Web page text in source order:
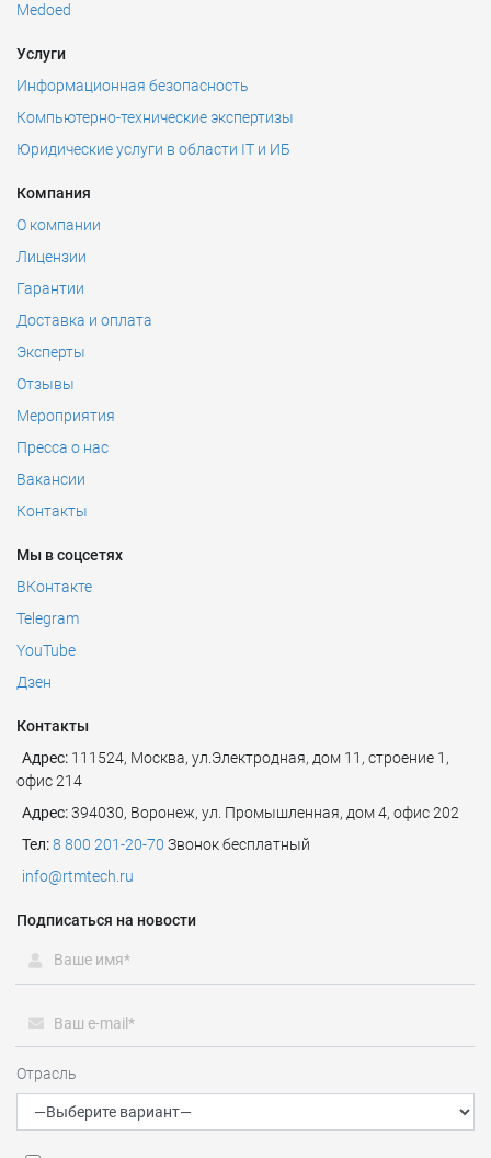
Medoed
Услуги
Информационная безопасность
Компьютерно-технические экспертизы
Юридические услуги в области IT и ИБ
Компания
О компании
Лицензии
Гарантии
Доставка и оплата
Эксперты
Отзывы
Мероприятия
Пресса о нас
Вакансии
Контакты
Мы в соцсетях
ВКонтакте
Telegram
YouTube
Дзен
Контакты
Адрес: 111524, Москва, ул.Электродная, дом 11, строение 1,
офис 214
Адрес:394030, Воронеж, ул. Промышленная, дом 4, офис 202
Тел:8 800 201-20-70 Звонок бесплатный
info@rtmtech.ru
Подписаться на новости
Отрасль